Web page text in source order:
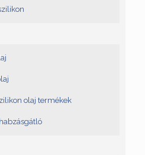
olaj termékek